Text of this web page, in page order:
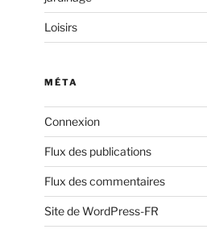
Loisirs
MÉTA
Connexion
Flux des publications
Flux des commentaires
Site de WordPress-FR